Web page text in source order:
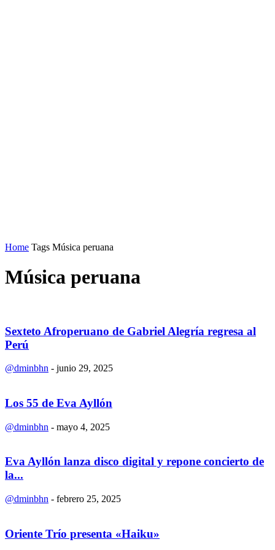
Home Tags Música peruana
Música peruana
Sexteto Afroperuano de Gabriel Alegría regresa al
Perú
@dminbhn - junio 29, 2025
Los 55 de Eva Ayllón
@dminbhn - mayo 4, 2025
Eva Ayllón lanza disco digital y repone concierto de
la...
@dminbhn - febrero 25, 2025
Oriente Trío presenta «Haiku»